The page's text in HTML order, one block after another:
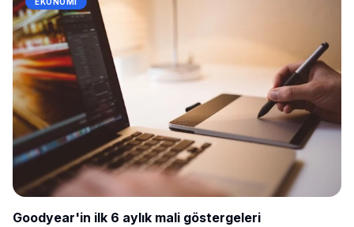
Goodyear'in ilk 6 aylık mali göstergeleri